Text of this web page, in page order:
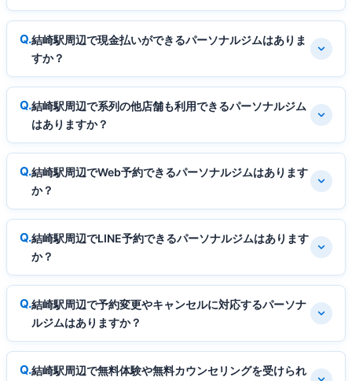
結崎駅周辺で現金払いができるパーソナルジムはありま
すか？
結崎駅周辺で系列の他店舗も利用できるパーソナルジム
はありますか？
結崎駅周辺でWeb予約できるパーソナルジムはあります
か？
結崎駅周辺でLINE予約できるパーソナルジムはあります
か？
結崎駅周辺で予約変更やキャンセルに対応するパーソナ
ルジムはありますか？
結崎駅周辺で無料体験や無料カウンセリングを受けられ